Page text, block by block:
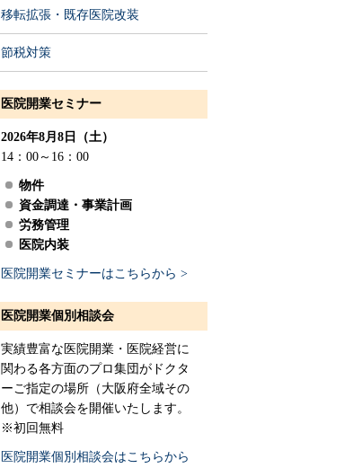
移転拡張・既存医院改装
節税対策
医院開業セミナー
2026年8月8日（土）
14：00～16：00
物件
資金調達・事業計画
労務管理
医院内装
医院開業セミナーはこちらから >
医院開業個別相談会
実績豊富な医院開業・医院経営に
関わる各方面のプロ集団がドクタ
ーご指定の場所（大阪府全域その
他）で相談会を開催いたします。
※初回無料
医院開業個別相談会はこちらから